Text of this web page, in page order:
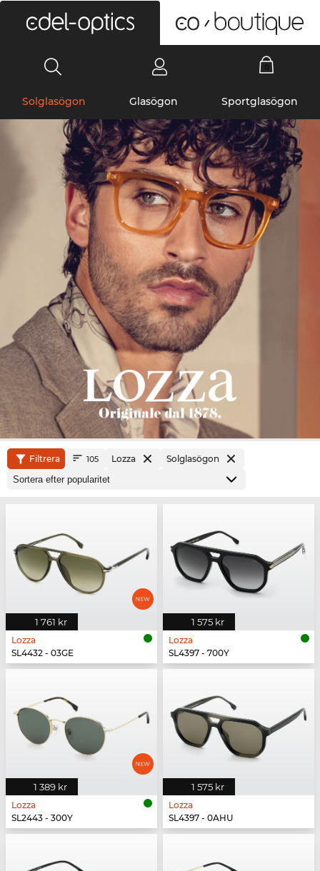
Solglasögon Glasögon Sportglasögon
Filtrera 105 Lozza Solglasögon
1 761 kr
Lozza
SL4432 - 03GE
1 575 kr
Lozza
SL4397 - 700Y
1 389 kr
Lozza
SL2443 - 300Y
1 575 kr
Lozza
SL4397 - 0AHU